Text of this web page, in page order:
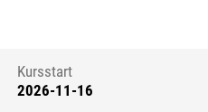
Kursstart 6059679
Kursstart
2026-11-16